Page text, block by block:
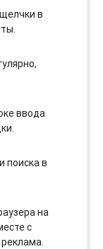
в
ввода
поиска в
на
с